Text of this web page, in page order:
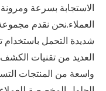
الاستجابة بسرعة
العملاء.نحن نقدم
شديدة التحمل باستخدام
العديد من تقنيات
واسعة من المنتجات